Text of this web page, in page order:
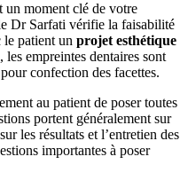
un moment clé de votre
Dr Sarfati vérifie la faisabilité
le patient un projet esthétique
empreintes dentaires sont
confection des facettes.
au patient de poser toutes
portent généralement sur
les résultats et l’entretien des
importantes à poser